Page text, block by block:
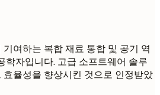
여하는 복합 재료 통합 및 공기 역
학자입니다. 고급 소프트웨어 솔루
율성을 향상시킨 것으로 인정받았